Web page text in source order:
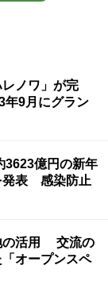
ノワ」が完
9月にグラン
億円の新年
発表 感染防止
の活用 交流の
オープンスペ